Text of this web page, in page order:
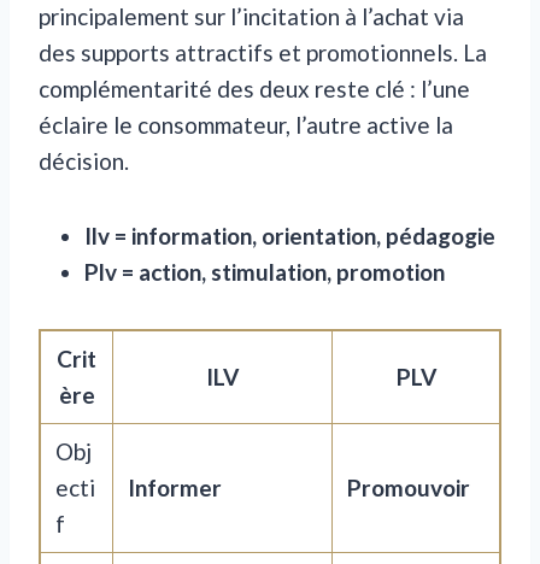
principalement sur l’incitation à l’achat via
des supports attractifs et promotionnels. La
complémentarité des deux reste clé : l’une
éclaire le consommateur, l’autre active la
décision.
Ilv = information, orientation, pédagogie
Plv = action, stimulation, promotion
Crit
ère
ILV PLV
Obj
ecti
f
Informer Promouvoir